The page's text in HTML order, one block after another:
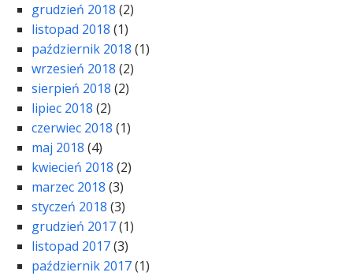
grudzień 2018 (2)
listopad 2018 (1)
październik 2018 (1)
wrzesień 2018 (2)
sierpień 2018 (2)
lipiec 2018 (2)
czerwiec 2018 (1)
maj 2018 (4)
kwiecień 2018 (2)
marzec 2018 (3)
styczeń 2018 (3)
grudzień 2017(1)
listopad 2017(3)
październik 2017(1)